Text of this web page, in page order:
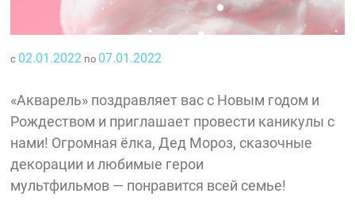
с 02.01.2022 по 07.01.2022
«Акварель» поздравляет вас с Новым годом и
Рождеством и приглашает провести каникулы с
нами! Огромная ёлка, Дед Мороз, сказочные
декорации и любимые герои
мультфильмов — понравится всей семье!